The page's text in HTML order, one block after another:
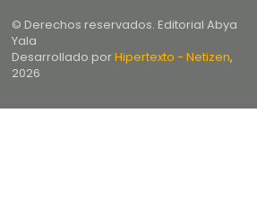
© Derechos reservados. Editorial Abya
Yala
Desarrollado porHipertexto - Netizen,
2026